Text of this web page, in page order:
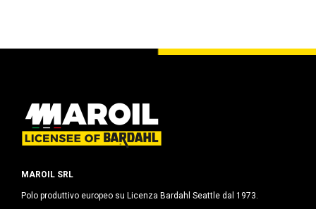
MAROIL SRL
Polo produttivo europeo su Licenza Bardahl Seattle dal 1973.